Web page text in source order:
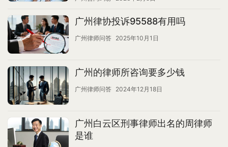
广州律协投诉95588有用吗
广州律师问答 2025年10月1日
广州的律师所咨询要多少钱
广州律师问答 2024年12月18日
广州白云区刑事律师出名的周律师
是谁